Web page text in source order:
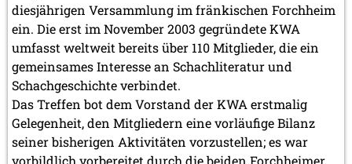
diesjährigen Versammlung im fränkischen Forchheim
ein. Die erst im November 2003 gegründete KWA
umfasst weltweit bereits über 110 Mitglieder, die ein
gemeinsames Interesse an Schachliteratur und
Schachgeschichte verbindet.
Das Treffen bot dem Vorstand der KWA erstmalig
Gelegenheit, den Mitgliedern eine vorläufige Bilanz
seiner bisherigen Aktivitäten vorzustellen; es war
vorbildlich vorbereitet durch die beiden Forchheimer